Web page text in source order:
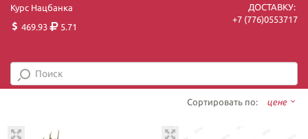
Курс Нацбанка
469.93
5.71
ДОСТАВКУ:
+7 (776)0553717
Сортировать по: цене